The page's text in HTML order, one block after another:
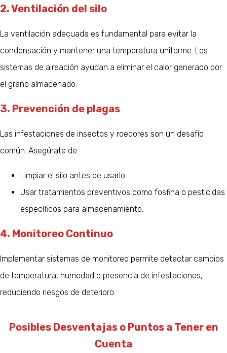
2. Ventilación del silo
La ventilación adecuada es fundamental para evitar la
condensación y mantener una temperatura uniforme. Los
sistemas de aireación ayudan a eliminar el calor generado por
el grano almacenado.
3. Prevención de plagas
Las infestaciones de insectos y roedores son un desafío
común. Asegúrate de:
Limpiar el silo antes de usarlo.
Usar tratamientos preventivos como fosfina o pesticidas
específicos para almacenamiento.
4. Monitoreo Continuo
Implementar sistemas de monitoreo permite detectar cambios
de temperatura, humedad o presencia de infestaciones,
reduciendo riesgos de deterioro.
Posibles Desventajas o Puntos a Tener en
Cuenta